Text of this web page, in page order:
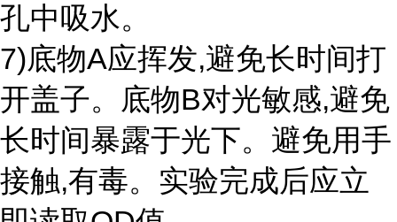
孔中吸水。
7)底物A应挥发,避免长时间打
开盖子。底物B对光敏感,避免
长时间暴露于光下。避免用手
接触,有毒。实验完成后应立